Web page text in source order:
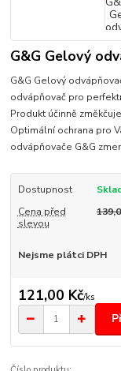
G&G Gelový
G&G Gelový
odvápňovač pro
Produkt účinně
Optimální ochrana pro
odvápňovače G&G
Dostupnost
Cena před
slevou
Nejsme plátci DPH
121,00 Kč/ks